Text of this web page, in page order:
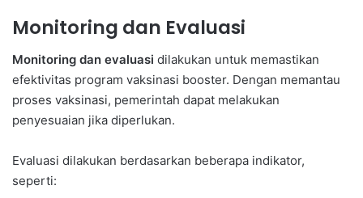
Monitoring dan Evaluasi
Monitoring dan evaluasi dilakukan untuk memastikan
efektivitas program vaksinasi booster. Dengan memantau
proses vaksinasi, pemerintah dapat melakukan
penyesuaian jika diperlukan.
Evaluasi dilakukan berdasarkan beberapa indikator,
seperti: